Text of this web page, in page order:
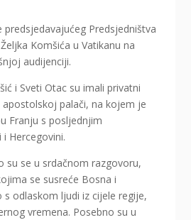
Predsjedništva
Komšića u Vatikanu na
audijenciji.
i Sveti Otac su imali privatni
palači, na kojem je
Franju s posljednjim
Hercegovini.
su se u srdačnom razgovoru,
se susreće Bosna i
s odlaskom ljudi iz cijele regije,
vremena. Posebno su u